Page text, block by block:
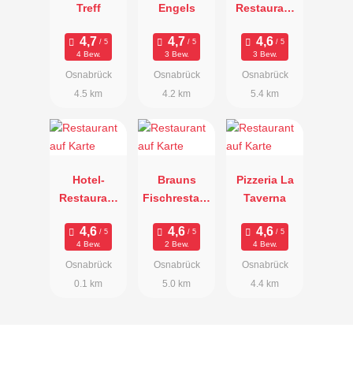
Treff
4 Bew.
Osnabrück
4.5 km
Engels
3 Bew.
Osnabrück
4.2 km
Restaurant
3 Bew.
Osnabrück
5.4 km
Hotel-
Restaurant
4 Bew.
Osnabrück
0.1 km
Brauns
Fischrestaur
2 Bew.
Osnabrück
5.0 km
Pizzeria La
Taverna
4 Bew.
Osnabrück
4.4 km